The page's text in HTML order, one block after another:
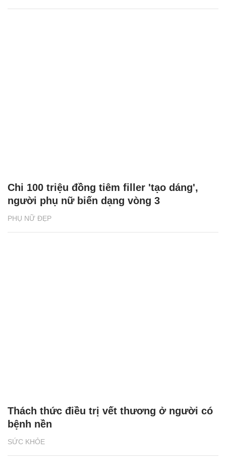
PHỤ NỮ ĐẸP
Chi 100 triệu đồng tiêm filler 'tạo dáng',
người phụ nữ biến dạng vòng 3
SỨC KHỎE
Thách thức điều trị vết thương ở người có
bệnh nền